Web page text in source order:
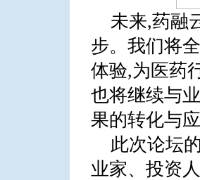
未来,药融
步。我们将
体验,为医药
也将继续与
果的转化与
此次论坛
业家、投资